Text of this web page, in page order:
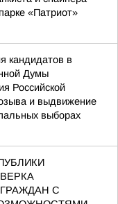
«Патриот»
кандидатов в
Думы
Российской
и выдвижение
выборах
С